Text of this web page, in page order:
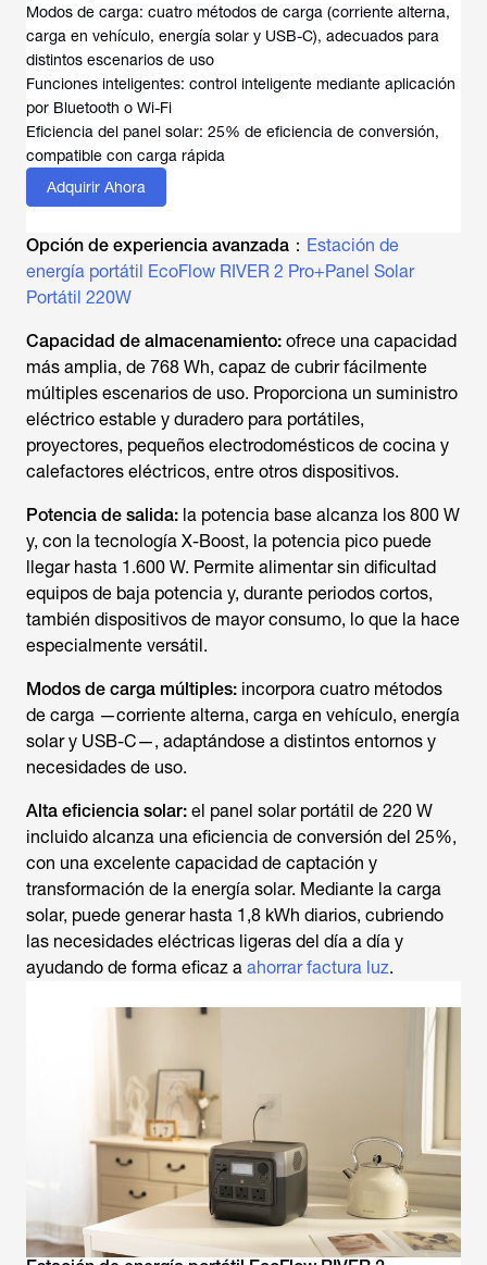
Modos de carga: cuatro métodos de carga (corriente alterna,
carga en vehículo, energía solar y USB-C), adecuados para
distintos escenarios de uso
Funciones inteligentes: control inteligente mediante aplicación
por Bluetooth o Wi-Fi
Eficiencia del panel solar: 25% de eficiencia de conversión,
compatible con carga rápida
Adquirir Ahora
Opción de experiencia avanzada： Estación de
energía portátil EcoFlow RIVER 2 Pro+Panel Solar
Portátil 220W
Capacidad de almacenamiento: ofrece una capacidad
más amplia, de 768 Wh, capaz de cubrir fácilmente
múltiples escenarios de uso. Proporciona un suministro
eléctrico estable y duradero para portátiles,
proyectores, pequeños electrodomésticos de cocina y
calefactores eléctricos, entre otros dispositivos.
Potencia de salida: la potencia base alcanza los 800 W
y, con la tecnología X-Boost, la potencia pico puede
llegar hasta 1.600 W. Permite alimentar sin dificultad
equipos de baja potencia y, durante periodos cortos,
también dispositivos de mayor consumo, lo que la hace
especialmente versátil.
Modos de carga múltiples: incorpora cuatro métodos
de carga —corriente alterna, carga en vehículo, energía
solar y USB-C—, adaptándose a distintos entornos y
necesidades de uso.
Alta eficiencia solar: el panel solar portátil de 220 W
incluido alcanza una eficiencia de conversión del 25%,
con una excelente capacidad de captación y
transformación de la energía solar. Mediante la carga
solar, puede generar hasta 1,8 kWh diarios, cubriendo
las necesidades eléctricas ligeras del día a día y
ayudando de forma eficaz a ahorrar factura luz.